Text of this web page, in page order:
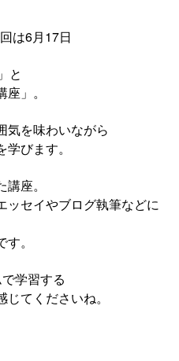
は6月17日
と
」。
気を味わいながら
びます。
座。
ッセイやブログ執筆などに
。
学習する
てくださいね。